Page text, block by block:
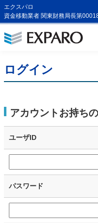
エクスパロ
資金移動業者 関東財務局長第
ログイン
アカウントお持ち
ユーザID
パスワード